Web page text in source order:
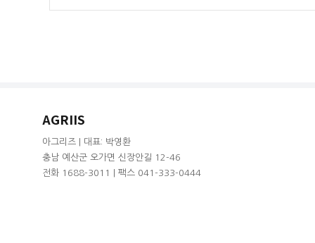
AGRIIS
아그리즈 | 대표: 박영환
충남 예산군 오가면 신장안길 12-46
전화 1688-3011 | 팩스 041-333-0444